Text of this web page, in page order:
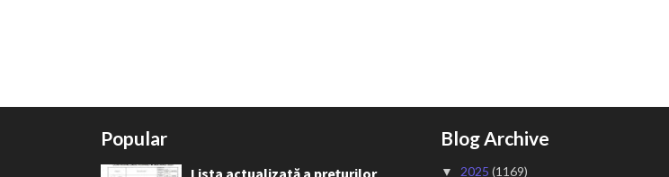
Popular Blog Archive
▼ 2025 (1169)